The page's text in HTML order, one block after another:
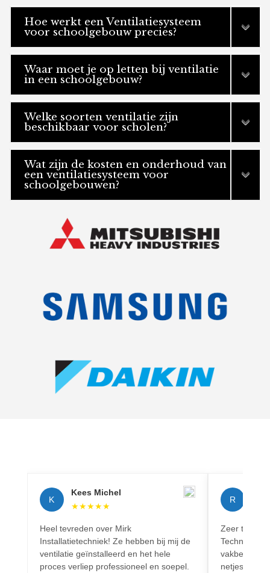
Hoe werkt een Ventilatiesysteem
voor schoolgebouw precies?
Waar moet je op letten bij ventilatie
in een schoolgebouw?
Welke soorten ventilatie zijn
beschikbaar voor scholen?
Wat zijn de kosten en onderhoud van
een ventilatiesysteem voor
schoolgebouwen?
K
Kees Michel
★★★★★
Heel tevreden over Mirk
Installatietechniek! Ze hebben bij mij de
ventilatie geïnstalleerd en het hele
proces verliep professioneel en soepel.
R
Zeer
Techniek!
netjes en